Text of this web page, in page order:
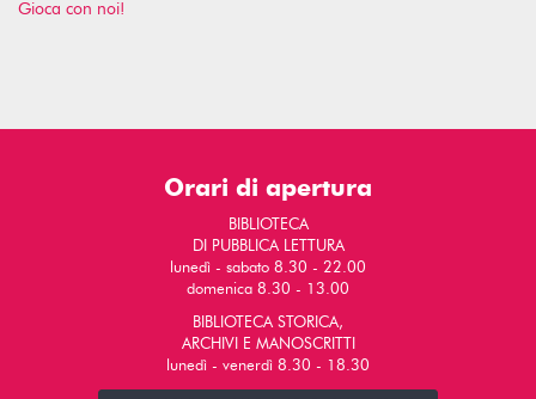
Gioca con noi!
Orari di apertura
BIBLIOTECA
DI PUBBLICA LETTURA
lunedì - sabato 8.30 - 22.00
domenica 8.30 - 13.00
BIBLIOTECA STORICA,
ARCHIVI E MANOSCRITTI
lunedì - venerdì 8.30 - 18.30